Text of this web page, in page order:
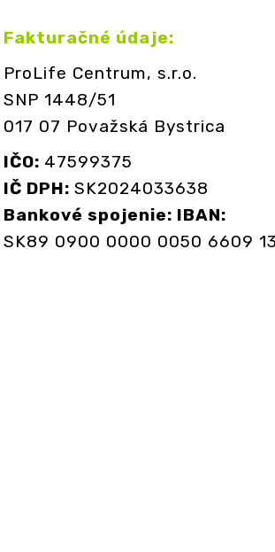
Fakturačné údaje:
ProLife Centrum, s.r.o.
SNP 1448/51
017 07 Považská Bystrica
IČO: 47599375
IČ DPH:SK2024033638
Bankové spojenie: IBAN:
SK89 0900 0000 0050 6609